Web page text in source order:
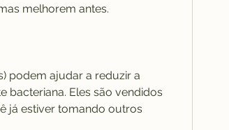
melhorem antes.
podem ajudar a reduzir a
bacteriana. Eles são vendidos
já estiver tomando outros